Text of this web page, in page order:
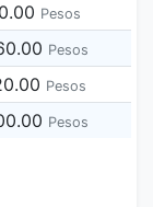
Pesos
Pesos
Pesos
Pesos